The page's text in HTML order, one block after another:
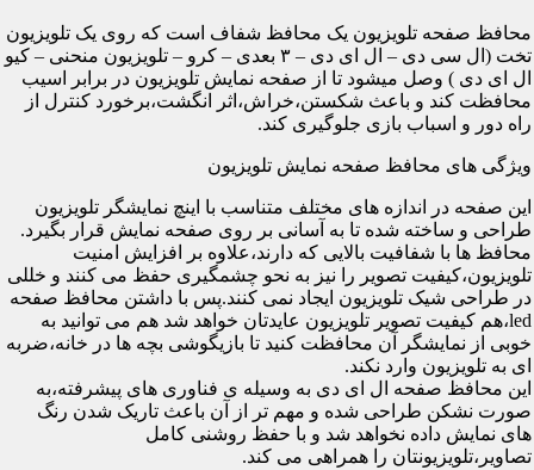
محافظ صفحه تلویزیون یک محافظ شفاف است که روی یک تلویزیون
تخت (ال سی دی – ال ای دی – ۳ بعدی – کرو – تلویزیون منحنی – کیو
ال ای دی ) وصل میشود تا از صفحه نمایش تلویزیون در برابر اسیب
محافظت کند و باعث شکستن،خراش،اثر انگشت،برخورد کنترل از
راه دور و اسباب بازی جلوگیری کند.
ویژگی های محافظ صفحه نمایش تلویزیون
این صفحه در اندازه های مختلف متناسب با اینچ نمایشگر تلویزیون
طراحی و ساخته شده تا به آسانی بر روی صفحه نمایش قرار بگیرد.
محافظ ها با شفافیت بالایی که دارند،علاوه بر افزایش امنیت
تلویزیون،کیفیت تصویر را نیز به نحو چشمگیری حفظ می کنند و خللی
در طراحی شیک تلویزیون ایجاد نمی کنند.پس با داشتن محافظ صفحه
led،هم کیفیت تصویر تلویزیون عایدتان خواهد شد هم می توانید به
خوبی از نمایشگر آن محافظت کنید تا بازیگوشی بچه ها در خانه،ضربه
ای به تلویزیون وارد نکند.
این محافظ صفحه ال ای دی به وسیله ی فناوری های پیشرفته،به
صورت نشکن طراحی شده و مهم تر از آن باعث تاریک شدن رنگ
های نمایش داده نخواهد شد و با حفظ روشنی کامل
تصاویر،تلویزیونتان را همراهی می کند.